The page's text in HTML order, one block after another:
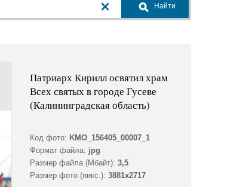
Найти
Патриарх Кирилл освятил храм
Всех святых в городе Гусеве
(Калининградская область)
Код фото: KMO_156405_00007_1
Формат файла: jpg
Размер файла (Мбайт): 3,5
Размер фото (пикс.): 3881x2717